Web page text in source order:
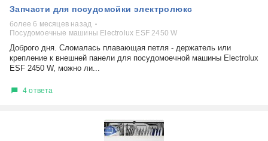
Запчасти для посудомойки электролюкс
более 6 месяцев назад
Посудомоечные машины Electrolux ESF 2450 W
Доброго дня. Сломалась плавающая петля - держатель или
крепление к внешней панели для посудомоечной машины Electrolux
ESF 2450 W, можно ли...
4 ответа